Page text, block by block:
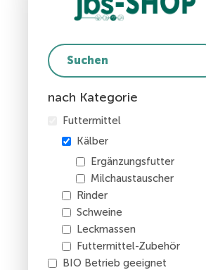
nach Kategorie
Futtermittel
Kälber
Ergänzungsfutter
Milchaustauscher
Rinder
Schweine
Leckmassen
Futtermittel-Zubehör
BIO Betrieb geeignet